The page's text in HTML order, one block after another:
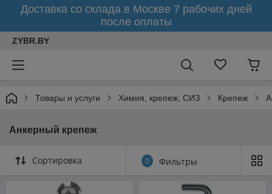
Доставка со склада в Москве 7 рабочих дней
после оплаты
ZYBR.BY
Товары и услуги Химия, крепеж, СИЗ Крепеж
Анкерный крепеж
Сортировка 0 Фильтры